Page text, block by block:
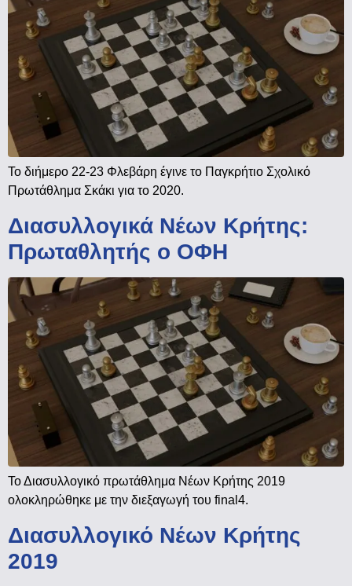
Το διήμερο 22-23 Φλεβάρη έγινε το Παγκρήτιο Σχολικό
Πρωτάθλημα Σκάκι για το 2020.
Διασυλλογικά Νέων Κρήτης:
Πρωταθλητής ο ΟΦΗ
Το Διασυλλογικό πρωτάθλημα Νέων Κρήτης 2019
ολοκληρώθηκε με την διεξαγωγή του final4.
Διασυλλογικό Νέων Κρήτης
2019